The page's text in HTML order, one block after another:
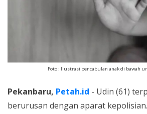
Foto : Ilustrasi pencabulan anak di bawah
Pekanbaru, Petah.id - Udin (61)
berurusan dengan aparat kepolisian.